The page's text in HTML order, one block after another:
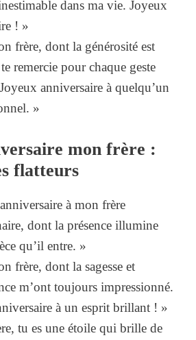
dans ma vie. Joyeux
! »
frère, dont la générosité est
remercie pour chaque geste
anniversaire à quelqu’un
»
mon frère :
flatteurs
à mon frère
dont la présence illumine
qu’il entre. »
frère, dont la sagesse et
m’ont toujours impressionné.
à un esprit brillant ! »
tu es une étoile qui brille de